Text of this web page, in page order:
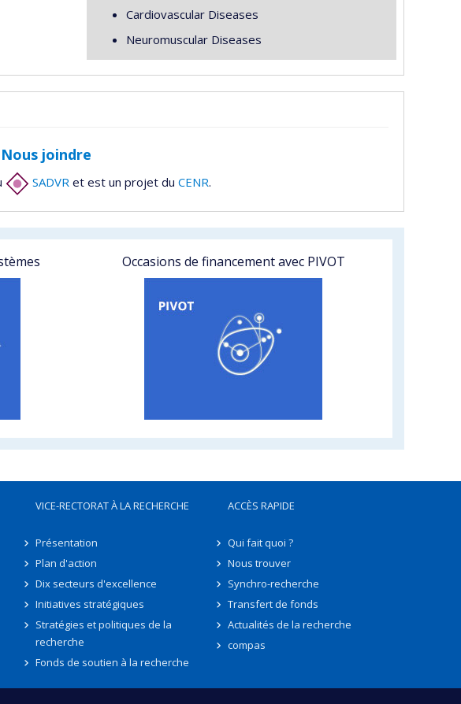
Cardiovascular Diseases
Neuromuscular Diseases
Nous joindre
SADVRet est un projet du CENR.
Occasions de financement avec PIVOT
VICE-RECTORAT À LA RECHERCHE
Présentation
Plan d'action
Dix secteurs d'excellence
Initiatives stratégiques
Stratégies et politiques de la
recherche
Fonds de soutien à la recherche
ACCÈS RAPIDE
Qui fait quoi ?
Nous trouver
Synchro-recherche
Transfert de fonds
Actualités de la recherche
compas